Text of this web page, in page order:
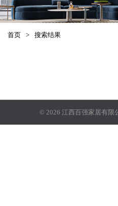
首页 > 搜索结果
© 2026 江西百强家居有限